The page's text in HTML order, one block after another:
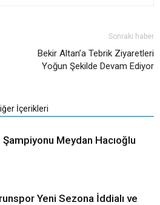
Sonraki haber
Bekir Altan’a Tebrik Ziyaretleri
Yoğun Şekilde Devam Ediyor
İçerikleri
Meydan Hacıoğlu
Yeni Sezona İddialı ve